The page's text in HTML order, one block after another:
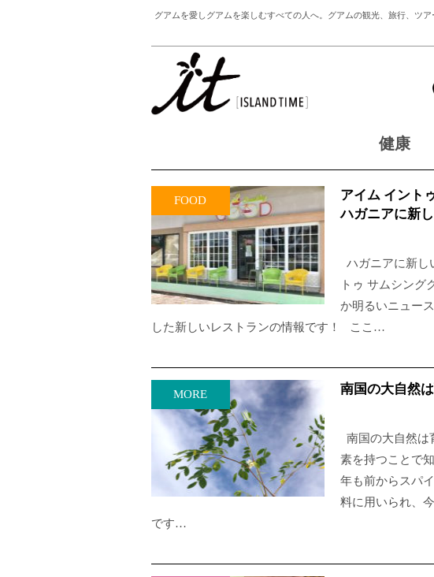
グアムを愛しグアムを楽しむすべての人へ。グアムの観光、旅行、ツ
健康
FOOD
アイム イント
ハガニアに新
ハガニアに新し
トゥ サムシング
か明るいニュー
した新しいレストランの情報です！ ここ…
MORE 南国の大自然
南国の大自然は
素を持つことで
年も前からスパ
料に用いられ、
です…